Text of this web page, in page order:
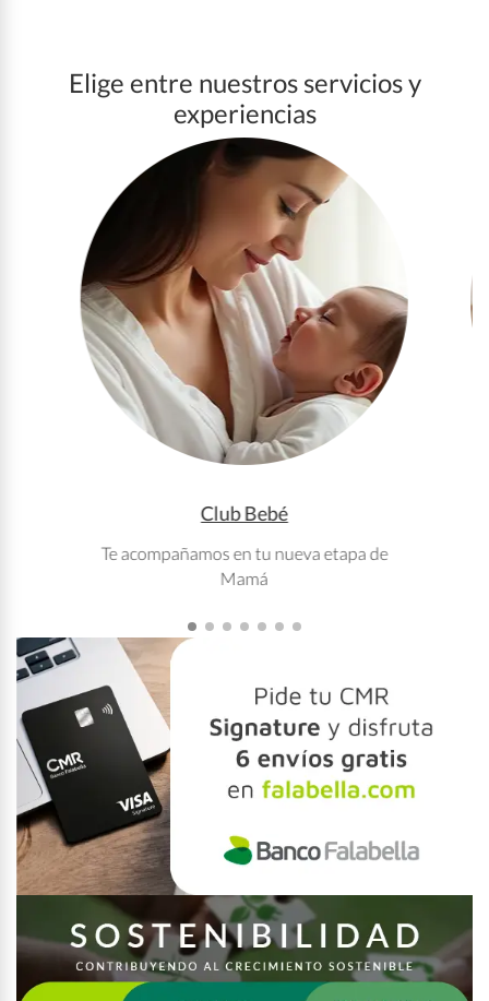
Elige entre nuestros servicios y
experiencias
Club Bebé
Te acompañamos en tu nueva etapa de
Mamá